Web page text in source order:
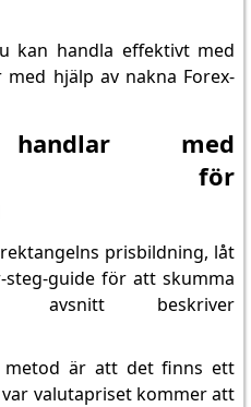
kan handla effektivt med
hjälp av nakna Forex-
med
för
prisbildning, låt
guide för att skumma
avsnitt beskriver
metod är att det finns ett
valutapriset kommer att